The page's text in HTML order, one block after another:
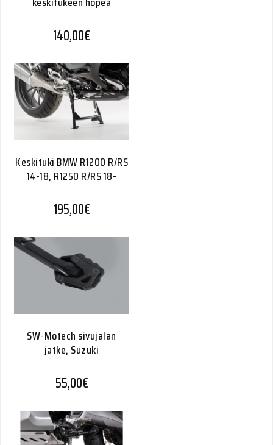
140,00€
Keskituki BMW R1200 R/RS
14-18, R1250 R/RS 18-
195,00€
SW-Motech sivujalan
jatke, Suzuki
55,00€